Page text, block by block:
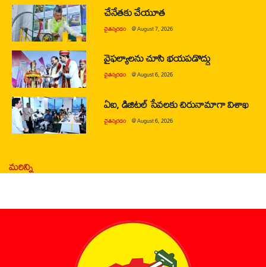
చేనేతకు చేయూత
చైతన్యరధం @August 7, 2026
వైఫల్యాలను చూసి భయపడొద్దు
చైతన్యరధం @August 6, 2026
ఏఐ, డిజిటల్ సేవలకు చిరునామాగా విశాఖ
చైతన్యరధం @August 6, 2026
మరిన్ని